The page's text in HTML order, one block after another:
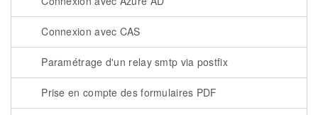
Connexion avec CAS
Paramétrage d'un relay smtp via postfix
Prise en compte des formulaires PDF